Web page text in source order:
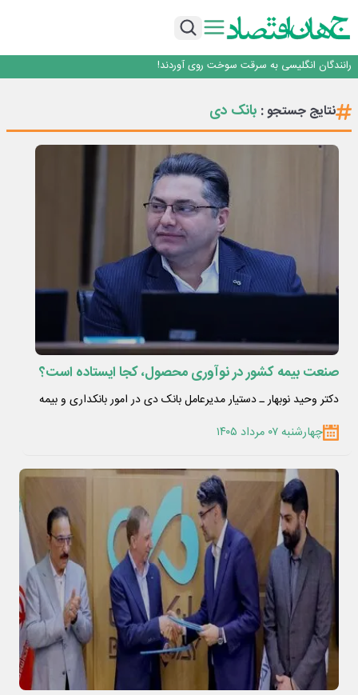
افزایش قیمت بلیت اتوبوس فصلی شد؟
رانندگان انگلیسی به سرقت سوخت روی آوردند!
روزنامه ۱۷ مرداد
افزایش قیمت بلیت اتوبوس فصلی شد؟
نتایج جستجو : بانک دی
صنعت بیمه کشور در نوآوری محصول، کجا ایستاده است؟
دکتر وحید نوبهار ـ دستیار مدیرعامل بانک دی در امور بانکداری و بیمه
چهارشنبه ۰۷ مرداد ۱۴۰۵